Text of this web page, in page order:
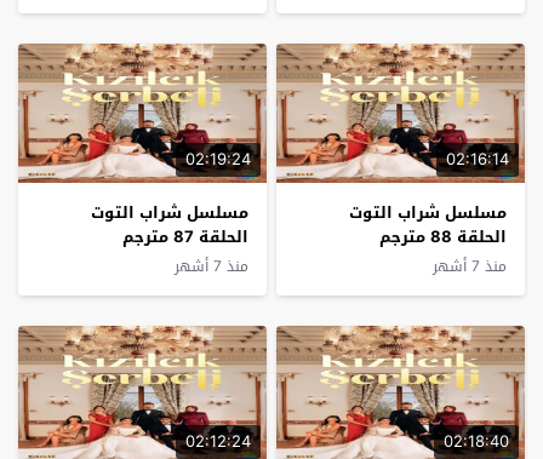
02:16:14
مسلسل شراب التوت
الحلقة 88 مترجم
منذ 7 أشهر
02:19:24
مسلسل شراب التوت
الحلقة 87 مترجم
منذ 7 أشهر
02:18:40
02:12:24